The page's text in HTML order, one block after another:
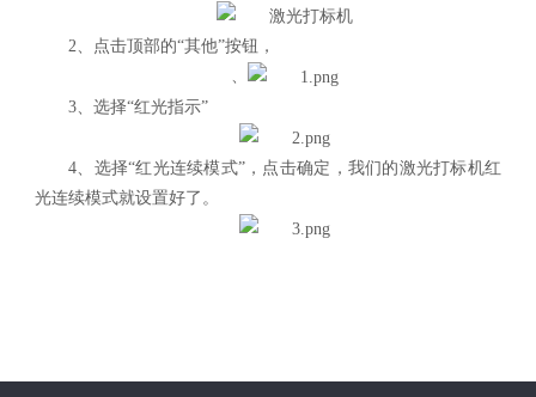
2、点击顶部的“其他”按钮，
3、选择“红光指示”
4、 选择“红光连续模式”，点击确定，我们的激光打标机红
光连续模式就设置好了。